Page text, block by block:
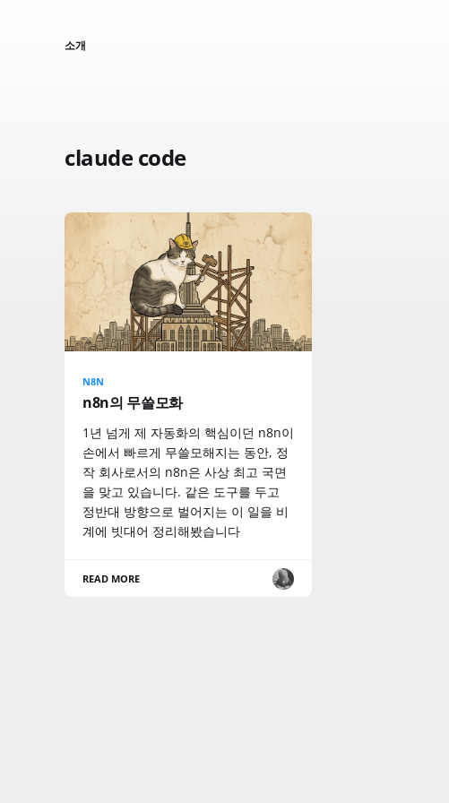
소개
claude code
N8N
n8n의 무쓸모화
1년 넘게 제 자동화의 핵심이던 n8n이
손에서 빠르게 무쓸모해지는 동안, 정
작 회사로서의 n8n은 사상 최고 국면
을 맞고 있습니다. 같은 도구를 두고
정반대 방향으로 벌어지는 이 일을 비
계에 빗대어 정리해봤습니다
READ MORE